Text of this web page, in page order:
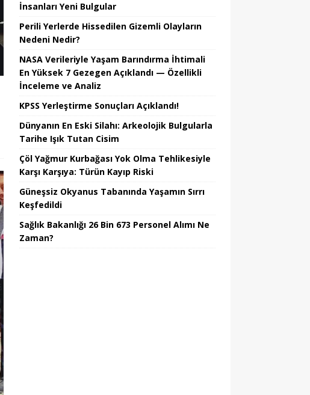
İnsanları Yeni Bulgular
Perili Yerlerde Hissedilen Gizemli Olayların
Nedeni Nedir?
NASA Verileriyle Yaşam Barındırma İhtimali
En Yüksek 7 Gezegen Açıklandı — Özellikli
İnceleme ve Analiz
KPSS Yerleştirme Sonuçları Açıklandı!
Dünyanın En Eski Silahı: Arkeolojik Bulgularla
Tarihe Işık Tutan Cisim
Çöl Yağmur Kurbağası Yok Olma Tehlikesiyle
Karşı Karşıya: Türün Kayıp Riski
Güneşsiz Okyanus Tabanında Yaşamın Sırrı
Keşfedildi
Sağlık Bakanlığı 26 Bin 673 Personel Alımı Ne
Zaman?